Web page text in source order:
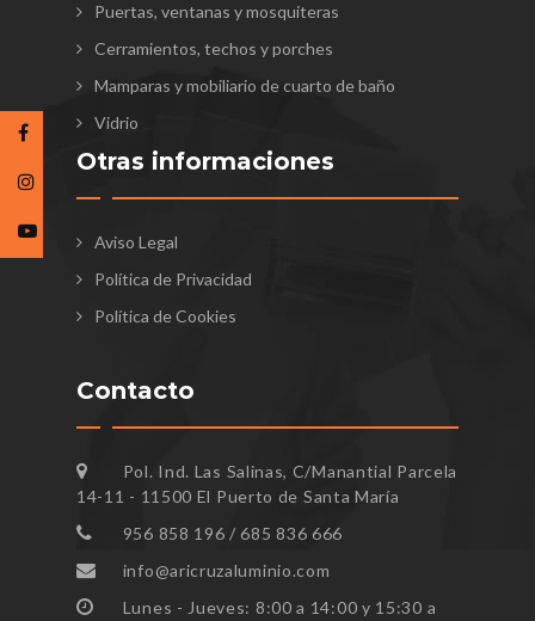
Puertas, ventanas y mosquiteras
Cerramientos, techos y porches
Mamparas y mobiliario de cuarto de baño
Vidrio
Otras informaciones
Aviso Legal
Política de Privacidad
Política de Cookies
Contacto
Pol. Ind. Las Salinas, C/Manantial Parcela
14-11 - 11500 El Puerto de Santa María
956 858 196 / 685 836 666
info@aricruzaluminio.com
Lunes - Jueves: 8:00 a 14:00 y 15:30 a